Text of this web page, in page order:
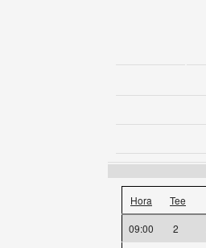
Hora Tee
09:00 2